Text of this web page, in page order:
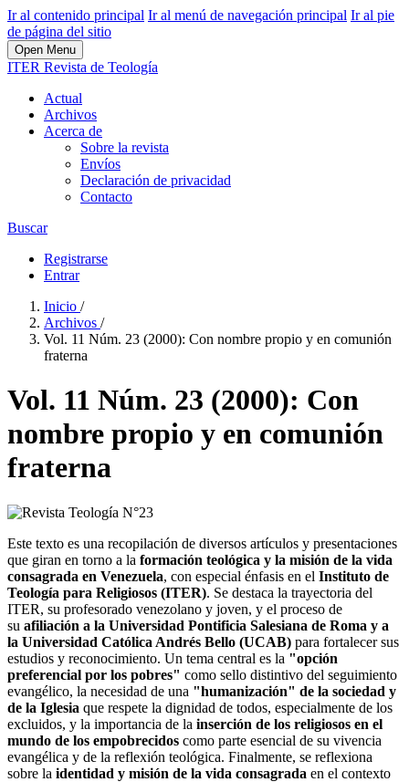
Ir al contenido principal Ir al menú de navegación principal Ir al pie
de página del sitio
Open Menu
ITER Revista de Teología
Actual
Archivos
Acerca de
Sobre la revista
Envíos
Declaración de privacidad
Contacto
Buscar
Registrarse
Entrar
Inicio /
Archivos /
Vol. 11 Núm. 23 (2000): Con nombre propio y en comunión
fraterna
Vol. 11 Núm. 23 (2000): Con
nombre propio y en comunión
fraterna
Este texto es una recopilación de diversos artículos y presentaciones
que giran en torno a la formación teológica y la misión de la vida
consagrada en Venezuela, con especial énfasis en el Instituto de
Teología para Religiosos (ITER). Se destaca la trayectoria del
ITER, su profesorado venezolano y joven, y el proceso de
su afiliación a la Universidad Pontificia Salesiana de Roma y a
la Universidad Católica Andrés Bello (UCAB) para fortalecer sus
estudios y reconocimiento. Un tema central es la "opción
preferencial por los pobres" como sello distintivo del seguimiento
evangélico, la necesidad de una "humanización" de la sociedad y
de la Iglesia que respete la dignidad de todos, especialmente de los
excluidos, y la importancia de la inserción de los religiosos en el
mundo de los empobrecidos como parte esencial de su vivencia
evangélica y de la reflexión teológica. Finalmente, se reflexiona
sobre la identidad y misión de la vida consagrada en el contexto